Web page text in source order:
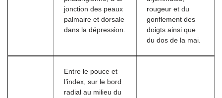
jonction des peaux
palmaire et dorsale
dans la dépression.
rougeur et du
gonflement des
doigts ainsi que
du dos de la mai.
Entre le pouce et
l’index, sur le bord
radial au milieu du